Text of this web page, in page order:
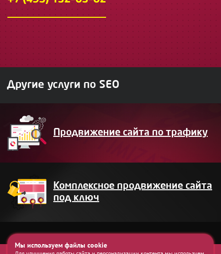
Другие услуги по SEO
Продвижение сайта по трафику
Комплексное продвижение сайта
под ключ
Мы используем файлы cookie